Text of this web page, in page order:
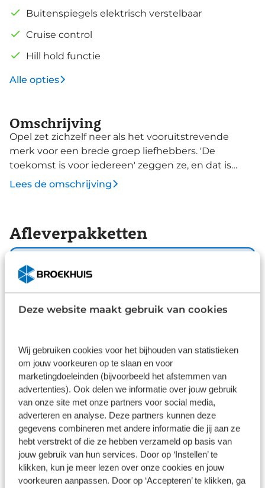
Deze website maakt gebruik van cookies
Wij gebruiken cookies voor het bijhouden van statistieken
om jouw voorkeuren op te slaan en voor
marketingdoeleinden (bijvoorbeeld het afstemmen van
advertenties). Ook delen we informatie over jouw gebruik
van onze site met onze partners voor social media,
adverteren en analyse. Deze partners kunnen deze
gegevens combineren met andere informatie die jij aan ze
hebt verstrekt of die ze hebben verzameld op basis van
jouw gebruik van hun services. Door op ‘Instellen’ te
klikken, kun je meer lezen over onze cookies en jouw
voorkeuren aanpassen. Door op ‘Accepteren’ te klikken, ga
Buitenspiegels elektrisch verstelbaar
Cruise control
Hill hold functie
Alle opties
Omschrijving
Opel zet zichzelf neer als het vooruitstrevende
merk voor een brede groep liefhebbers. 'De
toekomst is voor iedereen' zeggen ze, en dat is
precies waar het om gaat. Dit is een splinternieuwe
auto, die nu uit voorraad leverbaar is. De motor
inch lichtmetalen velgen, LED koplampen, in delen
neerklapbare achterbank en snelheidsafhankelijke
stuurbekrachtiging. Uw smartphone is
tegenwoordig de sleutel tot heel veel. Ook voor
deze auto. Remote services, noemen we dat. Waar
u ook bent, contact houden is een eitje. De DAB-
geluidsweergave. Parkeerplekken worden er niet
ruimer op. Maar met de aanwezige
parkeersensoren krijgt u deze Opel Corsa zonder
problemen op z'n plaats. Natuurlijk is een complete
auto als deze ook voorzien van sensoren die de
omgeving in de gaten houden. Deze Opel heeft
niet alleen een automatisch inschakelbare
verlichting aan boord, maar ook een regensensor.
De cruise control levert een mooie, gelijkmatige
koers. Dat rijdt prettig. Natuurlijk behoren
Lees de omschrijving
Afleverpakketten
Basis
Inbegrepen
Dit pakket is standaard inbegrepen. We vinden het
Gekozen
Wat klanten over ons zeggen